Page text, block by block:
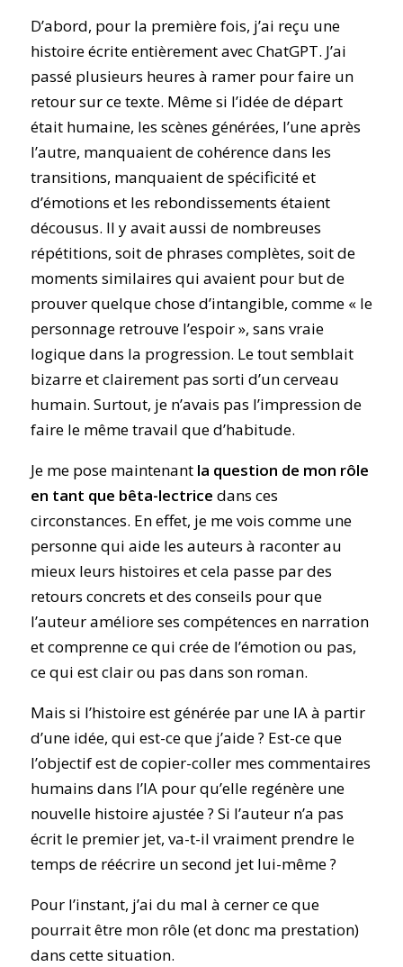
D’abord, pour la première fois, j’ai reçu une
histoire écrite entièrement avec ChatGPT. J’ai
passé plusieurs heures à ramer pour faire un
retour sur ce texte. Même si l’idée de départ
était humaine, les scènes générées, l’une après
l’autre, manquaient de cohérence dans les
transitions, manquaient de spécificité et
d’émotions et les rebondissements étaient
décousus. Il y avait aussi de nombreuses
répétitions, soit de phrases complètes, soit de
moments similaires qui avaient pour but de
prouver quelque chose d’intangible, comme « le
personnage retrouve l’espoir », sans vraie
logique dans la progression. Le tout semblait
bizarre et clairement pas sorti d’un cerveau
humain. Surtout, je n’avais pas l’impression de
faire le même travail que d’habitude.
Je me pose maintenant la question de mon rôle
en tant que bêta-lectrice dans ces
circonstances. En effet, je me vois comme une
personne qui aide les auteurs à raconter au
mieux leurs histoires et cela passe par des
retours concrets et des conseils pour que
l’auteur améliore ses compétences en narration
et comprenne ce qui crée de l’émotion ou pas,
ce qui est clair ou pas dans son roman.
Mais si l’histoire est générée par une IA à partir
d’une idée, qui est-ce que j’aide ? Est-ce que
l’objectif est de copier-coller mes commentaires
humains dans l’IA pour qu’elle regénère une
nouvelle histoire ajustée ? Si l’auteur n’a pas
écrit le premier jet, va-t-il vraiment prendre le
temps de réécrire un second jet lui-même ?
Pour l’instant, j’ai du mal à cerner ce que
pourrait être mon rôle (et donc ma prestation)
dans cette situation.